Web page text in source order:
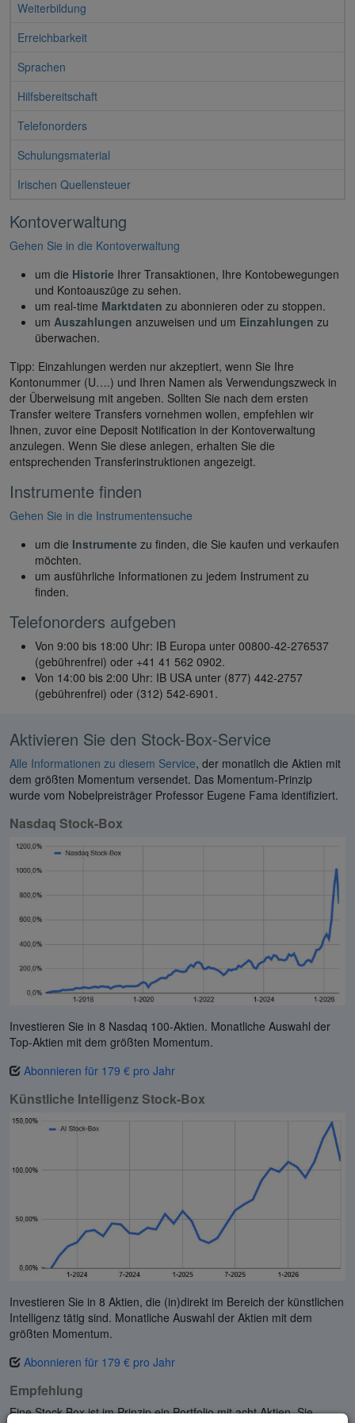
Weiterbildung
Erreichbarkeit
Sprachen
Hilfsbereitschaft
Telefonorders
Schulungsmaterial
Irischen Quellensteuer
Kontoverwaltung
Gehen Sie in die Kontoverwaltung
um die Historie Ihrer Transaktionen, Ihre Kontobewegungen
und Kontoauszüge zu sehen.
um real-time Marktdaten zu abonnieren oder zu stoppen.
um Auszahlungen anzuweisen und um Einzahlungen zu
überwachen.
Tipp: Einzahlungen werden nur akzeptiert, wenn Sie Ihre
Kontonummer (U….) und Ihren Namen als Verwendungszweck in
der Überweisung mit angeben. Sollten Sie nach dem ersten
Transfer weitere Transfers vornehmen wollen, empfehlen wir
Ihnen, zuvor eine Deposit Notification in der Kontoverwaltung
anzulegen. Wenn Sie diese anlegen, erhalten Sie die
entsprechenden Transferinstruktionen angezeigt.
Instrumente finden
Gehen Sie in die Instrumentensuche
um die Instrumente zu finden, die Sie kaufen und verkaufen
möchten.
um ausführliche Informationen zu jedem Instrument zu
finden.
Telefonorders aufgeben
Von 9:00 bis 18:00 Uhr: IB Europa unter 00800-42-276537
(gebührenfrei) oder +41 41 562 0902.
Von 14:00 bis 2:00 Uhr: IB USA unter (877) 442-2757
(gebührenfrei) oder (312) 542-6901.
Aktivieren Sie den Stock-Box-Service
Alle Informationen zu diesem Service, der monatlich die Aktien mit
dem größten Momentum versendet. Das Momentum-Prinzip
wurde vom Nobelpreisträger Professor Eugene Fama identifiziert.
Nasdaq Stock-Box
Investieren Sie in 8 Nasdaq 100-Aktien. Monatliche Auswahl der
Top-Aktien mit dem größten Momentum.
Abonnieren für 179 € pro Jahr
Künstliche Intelligenz Stock-Box
Investieren Sie in 8 Aktien, die (in)direkt im Bereich der künstlichen
Intelligenz tätig sind. Monatliche Auswahl der Aktien mit dem
größten Momentum.
Abonnieren für 179 € pro Jahr
Empfehlung
Eine Stock-Box ist im Prinzip ein Portfolio mit acht Aktien. Sie